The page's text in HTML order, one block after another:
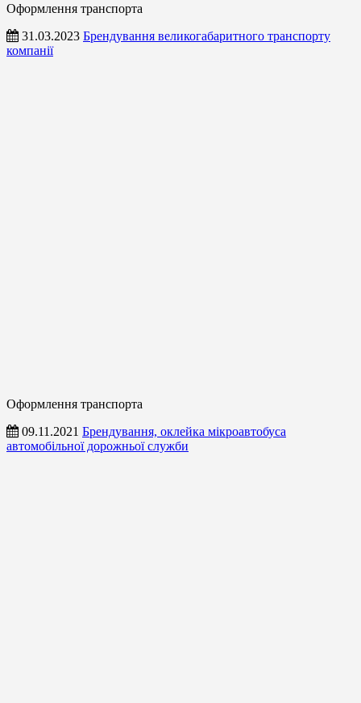
Оформлення транспорта
31.03.2023 Брендування великогабаритного транспорту
компанії
Оформлення транспорта
09.11.2021 Брендування, оклейка мікроавтобуса
автомобільної дорожньої служби